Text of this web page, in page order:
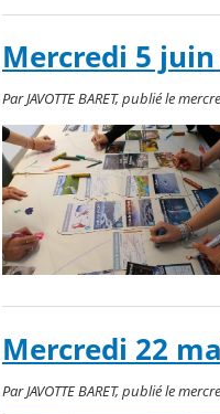
Mercredi 5
Par JAVOTTE BARET, publié le
Mercredi 22
Par JAVOTTE BARET, publié le